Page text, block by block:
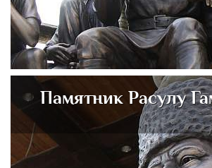
Памятник Расулу